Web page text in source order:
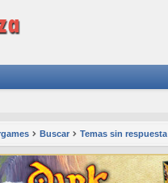
Buscar Temas sin respuesta